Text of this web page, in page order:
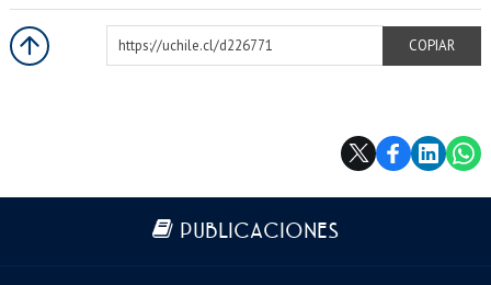
https://uchile.cl/d226771
COPIAR
Más información
PUBLICACIONES